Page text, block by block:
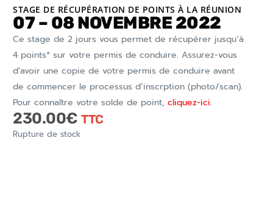
STAGE DE RÉCUPÉRATION DE POINTS À LA RÉUNION
07 – 08 NOVEMBRE 2022
Ce stage de 2 jours vous permet de récupérer jusqu’à
4 points* sur votre permis de conduire. Assurez-vous
d’avoir une copie de votre permis de conduire avant
de commencer le processus d’inscrption (photo/scan).
Pour connaître votre solde de point,cliquez-ici.
230.00€ TTC
Rupture de stock